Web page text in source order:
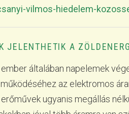
vilmos-hiedelem-
JELENTHETIK A
általában napelemek
az elektromos
ugyanis megállás